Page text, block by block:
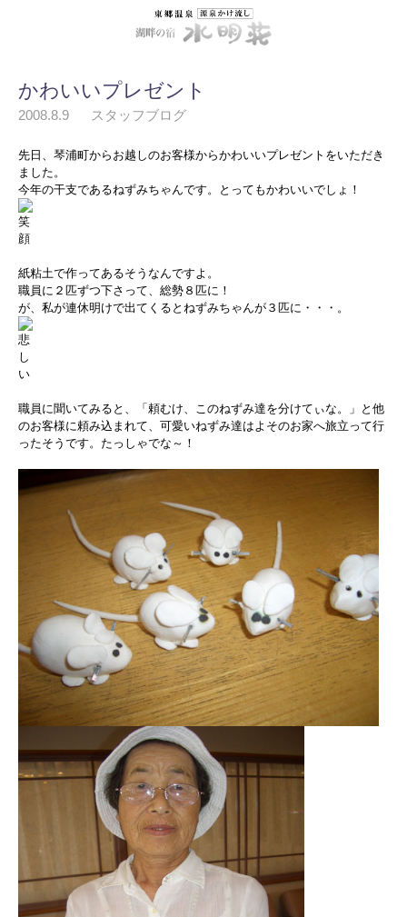
かわいいプレゼント
2008.8.9 スタッフブログ
先日、琴浦町からお越しのお客様からかわいいプレゼントをいただき
ました。
今年の干支であるねずみちゃんです。とってもかわいいでしょ！
紙粘土で作ってあるそうなんですよ。
職員に２匹ずつ下さって、総勢８匹に！
が、私が連休明けで出てくるとねずみちゃんが３匹に・・・。
職員に聞いてみると、「頼むけ、このねずみ達を分けてぃな。」と他
のお客様に頼み込まれて、可愛いねずみ達はよそのお家へ旅立って行
ったそうです。たっしゃでな～！